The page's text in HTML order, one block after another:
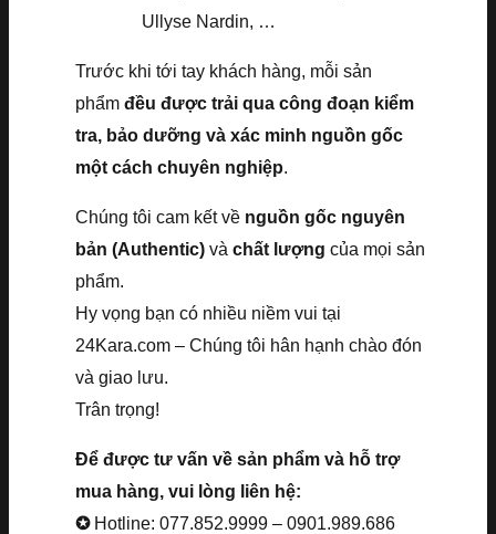
Ullyse Nardin, …
Trước khi tới tay khách hàng, mỗi sản
phẩm đều được trải qua công đoạn kiểm
tra, bảo dưỡng và xác minh nguồn gốc
một cách chuyên nghiệp.
Chúng tôi cam kết về nguồn gốc nguyên
bản (Authentic) và chất lượng của mọi sản
phẩm.
Hy vọng bạn có nhiều niềm vui tại
24Kara.com – Chúng tôi hân hạnh chào đón
và giao lưu.
Trân trọng!
Để được tư vấn về sản phẩm và hỗ trợ
mua hàng, vui lòng liên hệ:
✪ Hotline: 077.852.9999 – 0901.989.686